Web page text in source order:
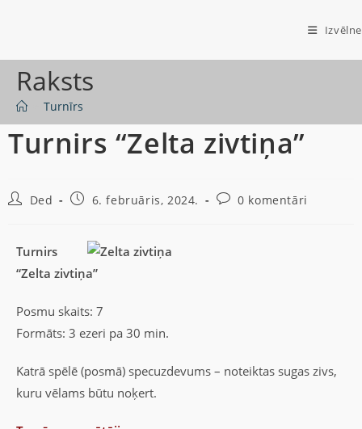
Izvēlne
Raksts
Turnīrs
Turnirs “Zelta zivtiņa”
Ded 6. februāris, 2024. 0 komentāri
Turnirs
“Zelta zivtiņa”
Posmu skaits: 7
Formāts: 3 ezeri pa 30 min.
Katrā spēlē (posmā) specuzdevums – noteiktas sugas zivs,
kuru vēlams būtu noķert.